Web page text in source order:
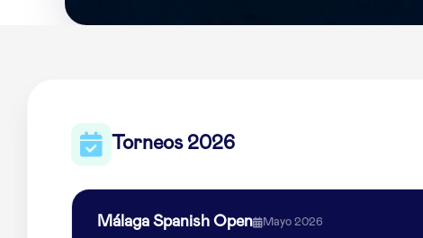
Torneos 2026
Málaga Spanish Open Mayo 2026